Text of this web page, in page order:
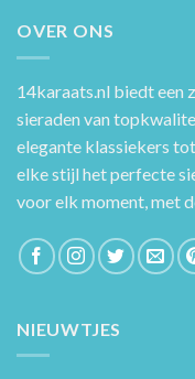
OVER ONS
14karaats.nl biedt een
sieraden van
elegante klassiekers
elke stijl het perfecte
voor elk moment, met
NIEUWTJES